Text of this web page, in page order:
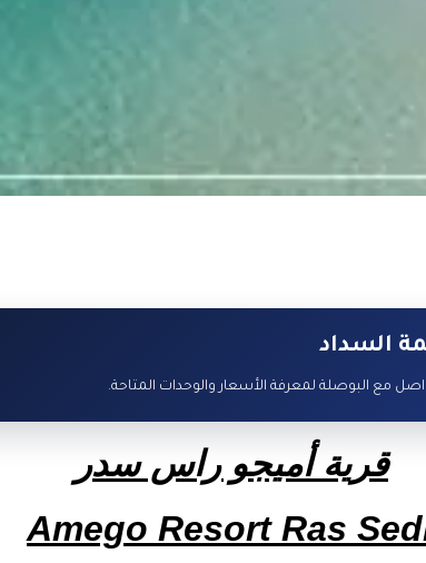
السداد
قرية أميجو راس سدر
Amego Resort Ras